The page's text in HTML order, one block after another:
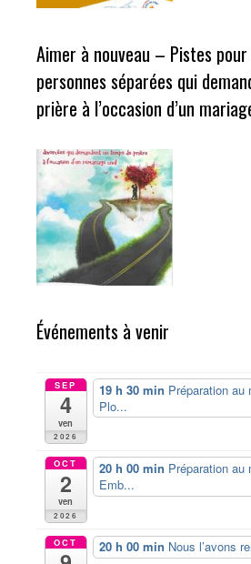
Aimer à nouveau – Pistes
personnes séparées qui
prière à l’occasion d’un
Événements à venir
SEP
4
ven
2026
19 h 30 min Préparation au
Plo...
OCT
2
ven
2026
20 h 00 min Préparation au
Emb...
OCT 20 h 00 min Nous l’avons